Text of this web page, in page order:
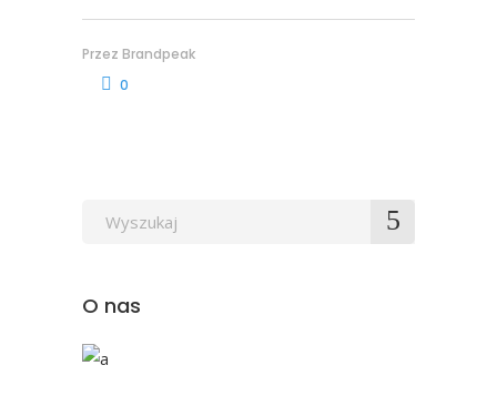
Przez Brandpeak
0
Wyszukaj
O nas